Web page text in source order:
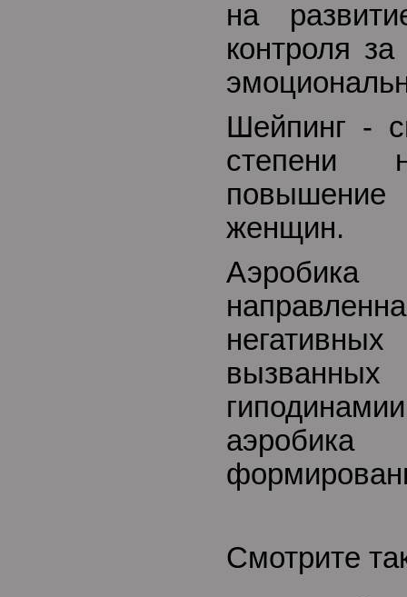
на
контроля
Шейпинг -
степени
повышение
женщин.
Смотрите